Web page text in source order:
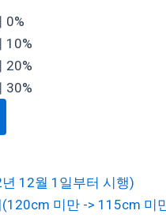
0%
10%
20%
30%
12월 1일부터 시행)
미만 -> 115cm 미